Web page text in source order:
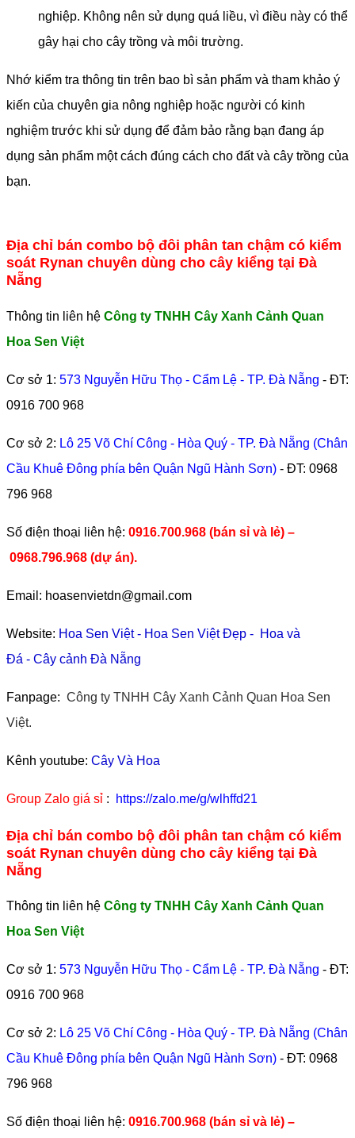
nghiệp. Không nên sử dụng quá liều, vì điều này có thể
gây hại cho cây trồng và môi trường.
Nhớ kiểm tra thông tin trên bao bì sản phẩm và tham khảo ý
kiến của chuyên gia nông nghiệp hoặc người có kinh
nghiệm trước khi sử dụng để đảm bảo rằng bạn đang áp
dụng sản phẩm một cách đúng cách cho đất và cây trồng của
bạn.
Địa chỉ bán combo bộ đôi phân tan chậm có kiểm
soát Rynan chuyên dùng cho cây kiểng tại Đà
Nẵng
Thông tin liên hệ Công ty TNHH Cây Xanh Cảnh Quan
Hoa Sen Việt
Cơ sở 1: 573 Nguyễn Hữu Thọ - Cẩm Lệ - TP. Đà Nẵng - ĐT:
0916 700 968
Cơ sở 2: Lô 25 Võ Chí Công - Hòa Quý - TP. Đà Nẵng (Chân
Cầu Khuê Đông phía bên Quận Ngũ Hành Sơn) - ĐT: 0968
796 968
​Số điện thoại liên hệ: 0916.700.968 (bán sỉ và lẻ) –
0968.796.968 (dự án).
Email: hoasenvietdn@gmail.com
Website: Hoa Sen Việt- Hoa Sen Việt Đẹp - Hoa và
Đá - Cây cảnh Đà Nẵng
Fanpage: Công ty TNHH Cây Xanh Cảnh Quan Hoa Sen
Việt.
Kênh youtube: Cây Và Hoa
Group Zalo giá sỉ : https://zalo.me/g/wlhffd21
Địa chỉ bán combo bộ đôi phân tan chậm có kiểm
soát Rynan chuyên dùng cho cây kiểng tại Đà
Nẵng
Thông tin liên hệ Công ty TNHH Cây Xanh Cảnh Quan
Hoa Sen Việt
Cơ sở 1: 573 Nguyễn Hữu Thọ - Cẩm Lệ - TP. Đà Nẵng - ĐT:
0916 700 968
Cơ sở 2: Lô 25 Võ Chí Công - Hòa Quý - TP. Đà Nẵng (Chân
Cầu Khuê Đông phía bên Quận Ngũ Hành Sơn) - ĐT: 0968
796 968
​Số điện thoại liên hệ: 0916.700.968 (bán sỉ và lẻ) –